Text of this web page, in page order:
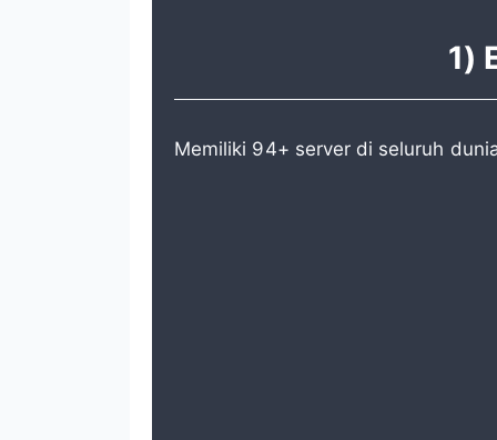
1)
Memiliki 94+ server di seluruh